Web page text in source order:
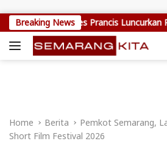
Breaking News
Dubes Prancis Luncurkan
Home Berita
Pemkot Semarang,
Short Film Festival 2026